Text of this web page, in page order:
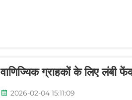
वाणिज्यिक ग्राहकों के लिए लंबी
2026-02-04 15:11:09